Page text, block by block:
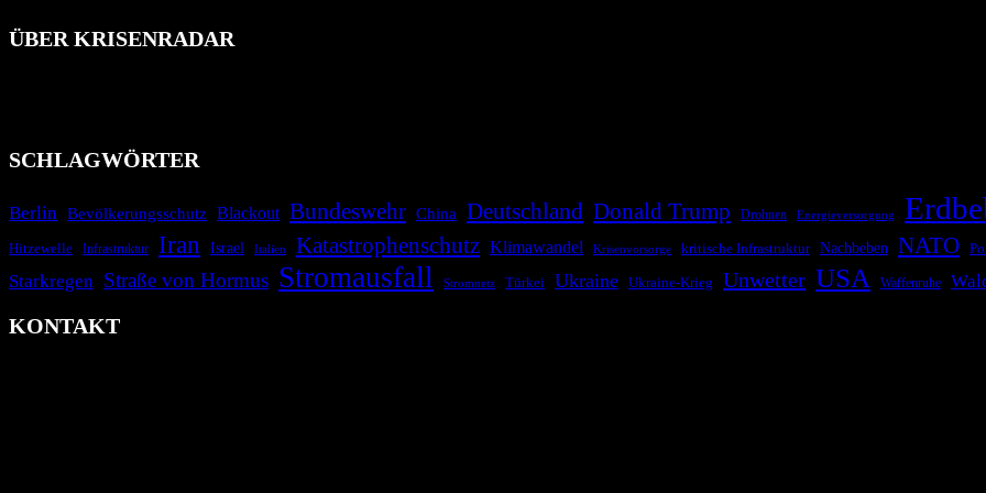
ÜBER KRISENRADAR
SCHLAGWÖRTER
Berlin Bevölkerungsschutz Blackout Bundeswehr China Deutschland Donald Trump Drohnen Energieversorgung
Hitzewelle Infrastruktur Iran Israel Italien Katastrophenschutz Klimawandel Krisenvorsorge kritische Infrastruktur Nachbeben NATO
Starkregen Straße von Hormus Stromausfall Stromnetz Türkei Ukraine Ukraine-Krieg Unwetter USA Waffenruhe
KONTAKT